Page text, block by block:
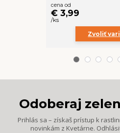
cena od
€ 3,99
/ks
Zvoliť
Odoberaj
Prihlás sa – získaš prístup k
novinkám z Kvetárne.